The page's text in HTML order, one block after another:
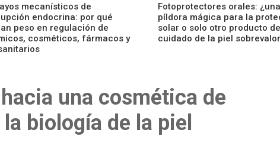
mecanísticos de
endocrina: por qué
peso en regulación de
cosméticos, fármacos y
Fotoprotectores orales: ¿una
píldora mágica para la
solar o solo otro producto de
cuidado de la piel
una cosmética de
biología de la piel